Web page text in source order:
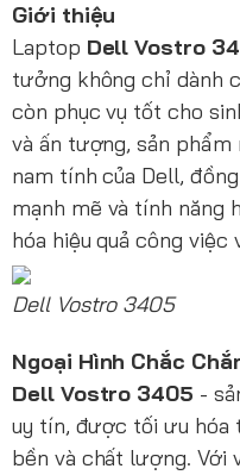
Giới thiệu
Laptop Dell Vostro
tưởng không chỉ dành
còn phục vụ tốt cho
và ấn tượng, sản
nam tính của Dell,
mạnh mẽ và tính năng
hóa hiệu quả công việc
Dell Vostro 3405
Ngoại Hình Chắc
Dell Vostro 3405 -
uy tín, được tối ưu hóa
bền và chất lượng. Với